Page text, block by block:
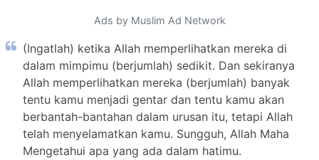
Ads by Muslim Ad Network
(Ingatlah) ketika Allah memperlihatkan mereka di
dalam mimpimu (berjumlah) sedikit. Dan sekiranya
Allah memperlihatkan mereka (berjumlah) banyak
tentu kamu menjadi gentar dan tentu kamu akan
berbantah-bantahan dalam urusan itu, tetapi Allah
telah menyelamatkan kamu. Sungguh, Allah Maha
Mengetahui apa yang ada dalam hatimu.